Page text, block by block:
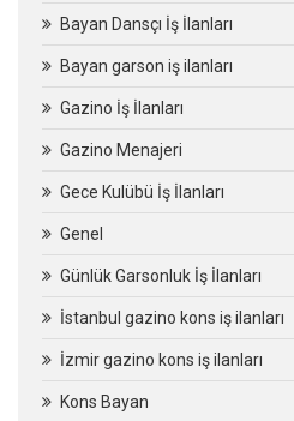
Bayan Dansçı İş İlanları
Bayan garson iş ilanları
Gazino İş İlanları
Gazino Menajeri
Gece Kulübü İş İlanları
Genel
Günlük Garsonluk İş İlanları
İstanbul gazino kons iş ilanları
İzmir gazino kons iş ilanları
Kons Bayan